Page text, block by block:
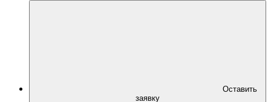
заявку